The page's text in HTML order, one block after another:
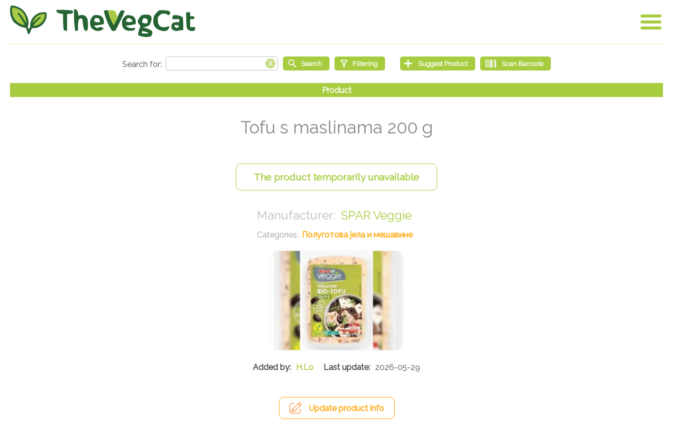
Tofu s maslinama 200 g
SPAR Veggie
Полуготова јела и мешавине
H.Lo 2026-05-29
Update product info